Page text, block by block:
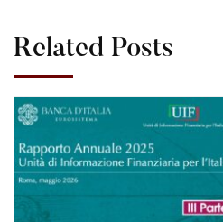
Related Posts